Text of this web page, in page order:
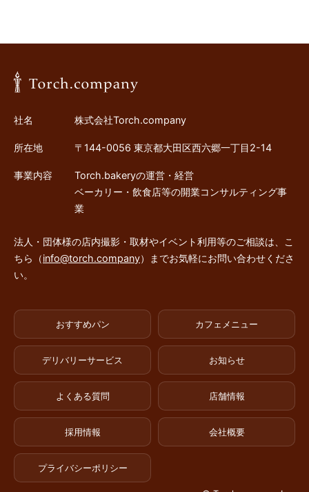
社名 株式会社Torch.company
所在地 〒144-0056 東京都大田区西六郷一丁目2-14
事業内容
Torch.bakeryの運営・経営
ベーカリー・飲食店等の開業コンサルティング事
業
法人・団体様の店内撮影・取材やイベント利用等のご相談は、こ
ちら（info@torch.company）までお気軽にお問い合わせくださ
い。
おすすめパン カフェメニュー
デリバリーサービス お知らせ
よくある質問 店舗情報
採用情報 会社概要
プライバシーポリシー